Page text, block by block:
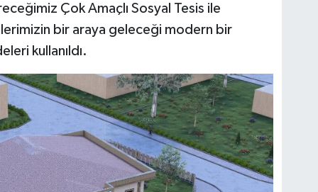
Çok Amaçlı Sosyal Tesis ile
bir araya geleceği modern bir
kullanıldı.